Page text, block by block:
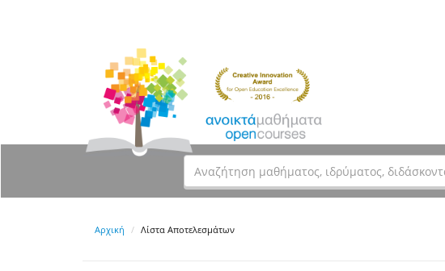
Αρχική Λίστα Αποτελεσμάτων